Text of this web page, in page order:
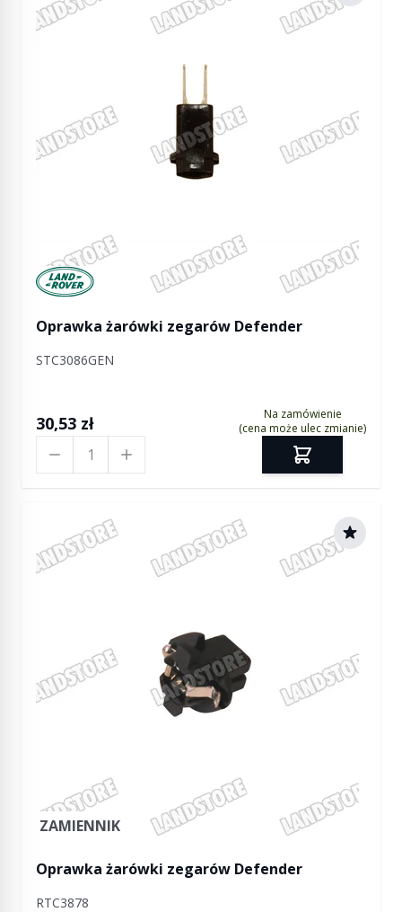
Manufactured by Land rover
Oprawka żarówki zegarów Defender
STC3086GEN
30,53 zł
Na zamówienie
(cena może ulec zmianie)
ZAMIENNIK
Oprawka żarówki zegarów Defender
RTC3878